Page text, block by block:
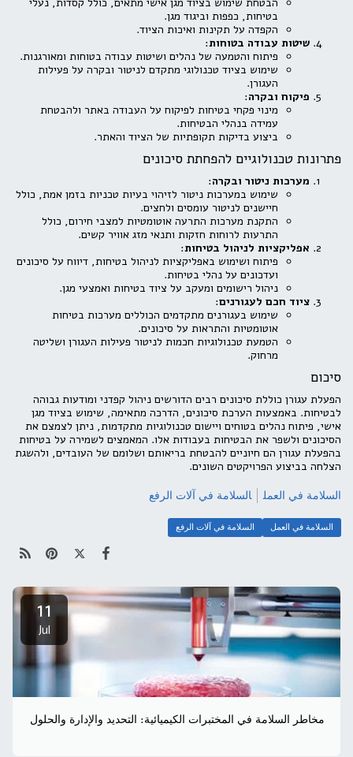
בטיחות, כפפות וביגוד מגן.
הקפדה על תקינות ואיכות הציוד.
שיטות עבודה בטוחות:
פיתוח והטמעה של נהלים ושיטות עבודה בטוחות ומאורגנות.
שימוש בציוד טכנולוגי מתקדם לניטור ובקרה על פעילות
העגורן.
פיקוח ובקרה:
מינוי פקחי בטיחות לפיקוח על העבודה באתר ולהבטחת
עמידה בנהלי הבטיחות.
ביצוע בדיקות תקופתיות של הציוד והאתר.
פתרונות טכנולוגיים להפחתת סיכונים
מערכות ניטור ובקרה:
שימוש במערכות ניטור לזיהוי בעיות טכניות בזמן אמת, כולל
חיישנים לניטור עומסים ולחצים.
התקנת מערכות התרעה אוטומטיות למצבי חירום, כולל
התרעות לרוחות חזקות ותנאי מזג אוויר קשים.
אפליקציות לניהול בטיחות:
פיתוח ושימוש באפליקציות לניהול בטיחות, דיווח על סיכונים
ועדכונים על נהלי בטיחות.
ניהול רישומים ומעקב על ציוד בטיחות ואמצעי מגן.
ציוד חכם לעגורנים:
שימוש בעגורנים מתקדמים הכוללים מערכות בטיחות
אוטומטיות והתראות על סיכונים.
הטמעת טכנולוגיות חכמות לניטור פעילות העגורן ושליטה
מרחוק.
סיכום
הפעלת עגורן כוללת סיכונים רבים הדורשים ניהול קפדני ומודעות גבוהה
לבטיחות. באמצעות הערכת סיכונים, הדרכה מתאימה, שימוש בציוד מגן
אישי, פיתוח נהלים בטוחים ויישום טכנולוגיות מתקדמות, ניתן לצמצם את
הסיכונים ולשפר את הבטיחות בעבודות אלו. המאמצים לשמירה על בטיחות
בהפעלת עגורן הם חיוניים להבטחת בריאותם ושלומם של העובדים, ולהשגת
הצלחה בביצוע הפרויקטים השונים.
السلامة في العمل
السلامة في آلات الرفع
السلامة في العمل السلامة في آلات الرفع
11
مخاطر السلامة في المختبرات الكيميائية: التحديد والإدارة والحلول